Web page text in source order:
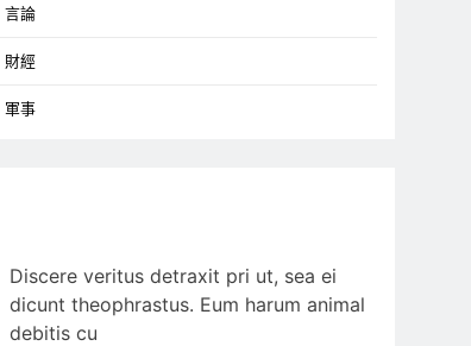
言論
財經
軍事
Discere veritus detraxit pri ut, sea ei
dicunt theophrastus. Eum harum animal
debitis cu